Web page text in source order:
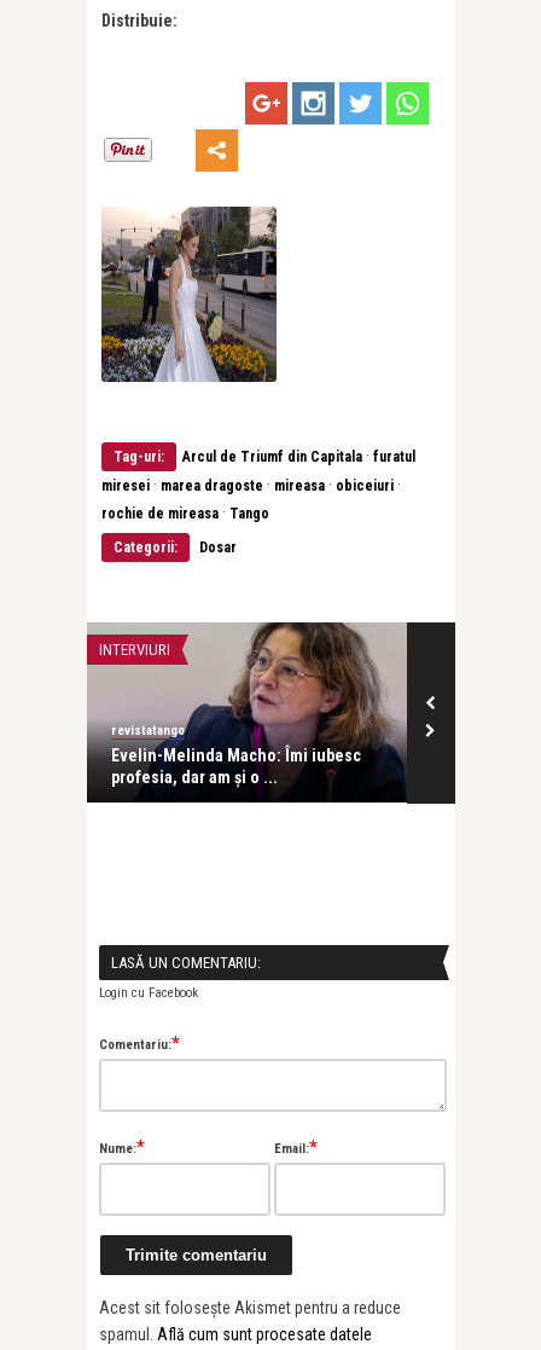
Distribuie:
Tag-uri: Arcul de Triumf din Capitala · furatul
miresei · marea dragoste · mireasa · obiceiuri ·
rochie de mireasa · Tango
Categorii:
Dosar
INTERVIURI
revistatango
Evelin-Melinda Macho: Îmi iubesc
profesia, dar am și o ...
LASĂ UN COMENTARIU:
Login cu Facebook
Comentariu:*
Nume:* Email:*
Acest sit folosește Akismet pentru a reduce
spamul. Află cum sunt procesate datele